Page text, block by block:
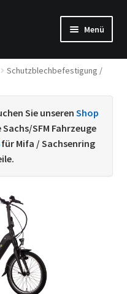
Menü
Schutzblechbefestigung /
Sie unseren Shop
SFM Fahrzeuge
für Mifa / Sachsenring